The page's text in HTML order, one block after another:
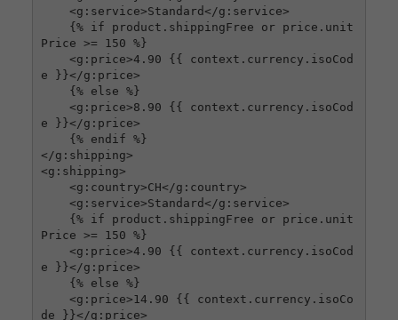
Price >= 150 %}
e }}</g:price>
e }}</g:price>
</g:shipping>
<g:shipping>
Price >= 150 %}
e }}</g:price>
de }}</g:price>